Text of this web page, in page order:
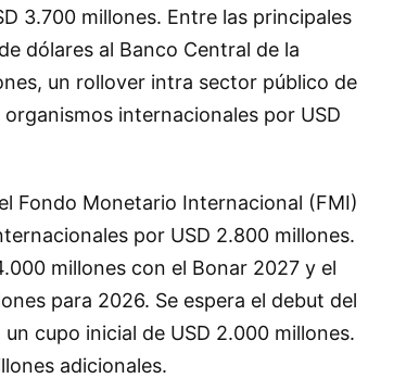
3.700 millones. Entre las principales
dólares al Banco Central de la
un rollover intra sector público de
internacionales por USD
Fondo Monetario Internacional (FMI)
por USD 2.800 millones.
millones con el Bonar 2027 y el
para 2026. Se espera el debut del
cupo inicial de USD 2.000 millones.
adicionales.